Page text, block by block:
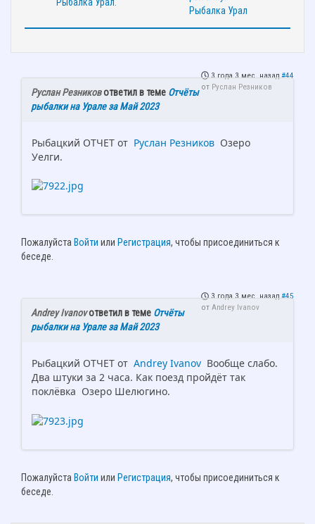
3 года 3 мес. назад #44
от Руслан Резников
Руслан Резниковответил в теме Отчёты
рыбалки на Урале за Май 2023
Рыбацкий ОТЧЕТ от Руслан Резников Озеро
Уелги.
Пожалуйста Войти или Регистрация, чтобы присоединиться к
беседе.
3 года 3 мес. назад #45
от Andrey Ivanov
Andrey Ivanovответил в теме Отчёты
рыбалки на Урале за Май 2023
Рыбацкий ОТЧЕТ от Andrey Ivanov Вообще слабо.
Два штуки за 2 часа. Как поезд пройдёт так
поклёвка Озеро Шелюгино.
Пожалуйста Войти или Регистрация, чтобы присоединиться к
беседе.